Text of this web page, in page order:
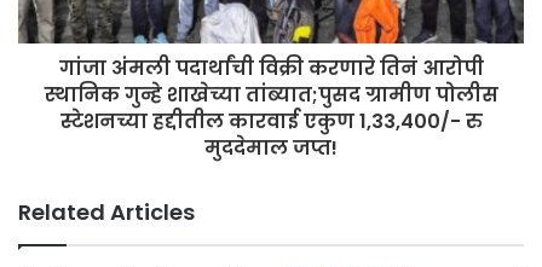
गांजा अंमली पदार्थांची विक्री करणारे तिनं आरोपी
स्थानिक गुन्हे शाखेच्या तांब्यात;पुसद ग्रामीण पोलीस
स्टेशनच्या हद्दीतील कारवाई एकुण 1,33,400/- रु
मुददेमाल जप्त!
Related Articles